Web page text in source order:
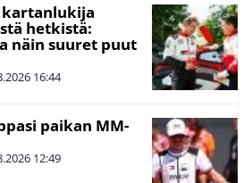
kartanlukija
hetkistä:
näin suuret puut
16:44
paikan MM-
12:49